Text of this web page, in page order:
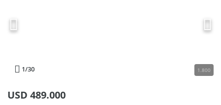
1/30 1.800
USD 489.000